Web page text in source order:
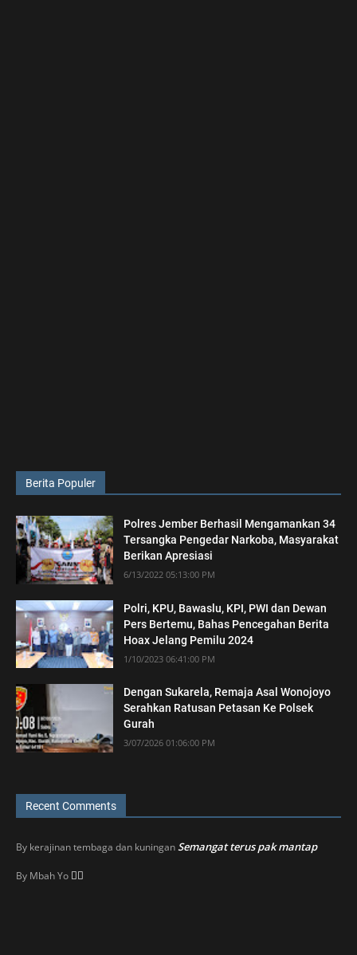
Berita Populer
Polres Jember Berhasil Mengamankan 34
Tersangka Pengedar Narkoba, Masyarakat
Berikan Apresiasi
6/13/2022 05:13:00 PM
Polri, KPU, Bawaslu, KPI, PWI dan Dewan
Pers Bertemu, Bahas Pencegahan Berita
Hoax Jelang Pemilu 2024
1/10/2023 06:41:00 PM
Dengan Sukarela, Remaja Asal Wonojoyo
Serahkan Ratusan Petasan Ke Polsek
Gurah
3/07/2026 01:06:00 PM
Recent Comments
By kerajinan tembaga dan kuninganSemangat terus pak mantap
By Mbah Yo 👍🏼